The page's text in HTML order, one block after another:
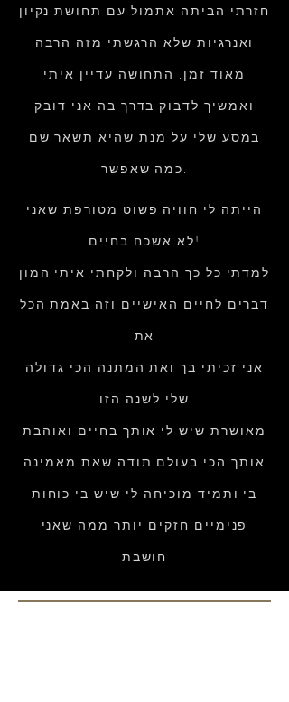
חזרתי הביתה אתמול עם תחושת נקיון
ואנרגיות שלא הרגשתי מזה הרבה
מאוד זמן. התחושה עדיין איתי
ואמשיך לדבוק בדרך בה אני דובק
במסע שלי על מנת שהיא תשאר שם
כמה שאפשר.
הייתה לי חוויה פשוט מטורפת שאני
לא אשכח בחיים!
למדתי כל כך הרבה ולקחתי איתי המון
דברים לחיים האישיים וזה באמת הכל
את
אני זכיתי בך ואת המתנה הכי גדולה
שלי לשנה הזו
מאושרת שיש לי אותך בחיים ואוהבת
אותך הכי בעולם תודה שאת מאמינה
בי ותמיד מוכיחה לי שיש בי כוחות
פנימיים חזקים יותר ממה שאני
חושבת